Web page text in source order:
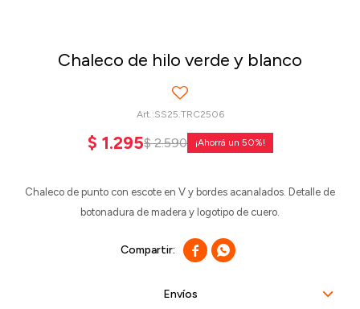
Chaleco de hilo verde y blanco
SS25.TRC2506
$ 1.295$ 2.590 50
Chaleco de punto con escote en V y bordes acanalados. Detalle de
botonadura de madera y logotipo de cuero.
 
Envíos